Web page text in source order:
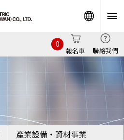
報名車
0
聯絡我們
產業設備・資材事業